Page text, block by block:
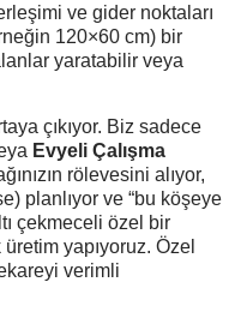
ve gider noktaları
120×60 cm) bir
yaratabilir veya
çıkıyor. Biz sadece
Evyeli Çalışma
rölevesini alıyor,
planlıyor ve “bu köşeye
çekmeceli özel bir
yapıyoruz. Özel
verimli